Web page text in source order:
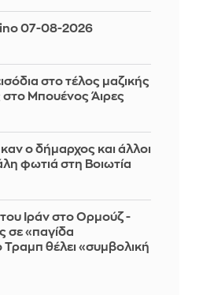
07-08-2026
στο τέλος μαζικής
στο Μπουένος Άιρες
ο δήμαρχος και άλλοι
φωτιά στη Βοιωτία
Ιράν στο Ορμούζ -
σε «παγίδα
θέλει «συμβολική